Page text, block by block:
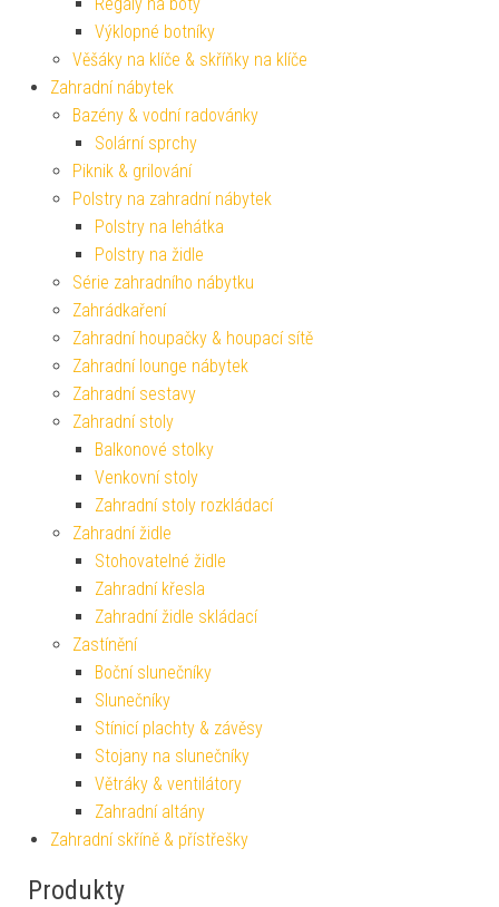
Výklopné botníky
Věšáky na klíče & skříňky na klíče
Zahradní nábytek
Bazény & vodní radovánky
Solární sprchy
Piknik & grilování
Polstry na zahradní nábytek
Polstry na lehátka
Polstry na židle
Série zahradního nábytku
Zahrádkaření
Zahradní houpačky & houpací sítě
Zahradní lounge nábytek
Zahradní sestavy
Zahradní stoly
Balkonové stolky
Venkovní stoly
Zahradní stoly rozkládací
Zahradní židle
Stohovatelné židle
Zahradní křesla
Zahradní židle skládací
Zastínění
Boční slunečníky
Slunečníky
Stínicí plachty & závěsy
Stojany na slunečníky
Větráky & ventilátory
Zahradní altány
Zahradní skříně & přístřešky
Produkty